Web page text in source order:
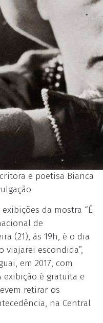
e poetisa Bianca
da mostra “É
de
(21), às 19h, é o dia
viajarei escondida”,
em 2017, com
exibição é gratuita e
retirar os
na Central